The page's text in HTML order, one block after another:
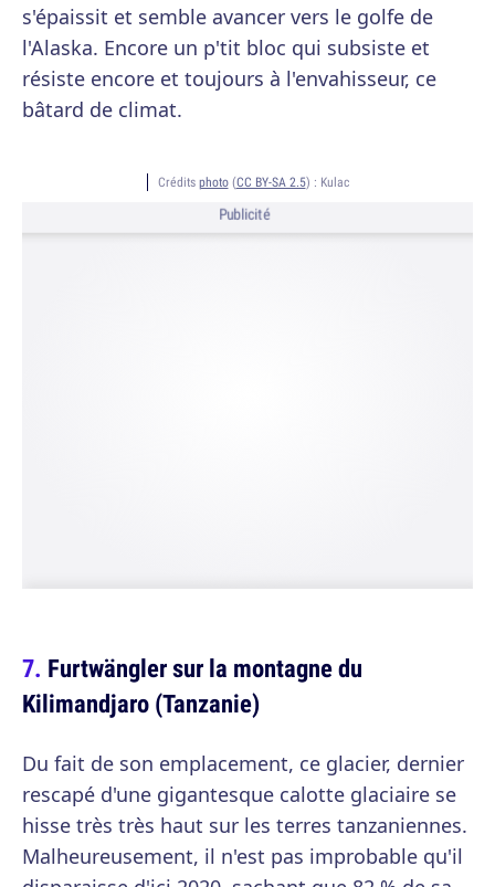
s'épaissit et semble avancer vers le golfe de
l'Alaska. Encore un p'tit bloc qui subsiste et
résiste encore et toujours à l'envahisseur, ce
bâtard de climat.
Crédits photo(CC BY-SA 2.5) : Kulac
Publicité
Furtwängler sur la montagne du
Kilimandjaro (Tanzanie)
Du fait de son emplacement, ce glacier, dernier
rescapé d'une gigantesque calotte glaciaire se
hisse très très haut sur les terres tanzaniennes.
Malheureusement, il n'est pas improbable qu'il